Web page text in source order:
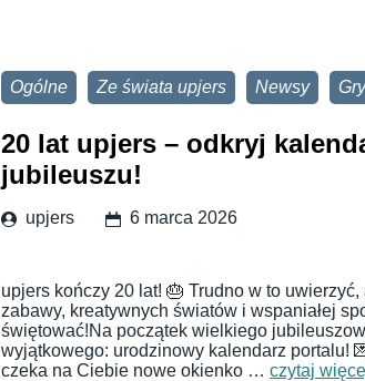
Ogólne Ze świata upjers Newsy
20 lat upjers – odkryj
jubileuszu!
upjers 6 marca 2026
upjers kończy 20 lat! 🎂 Trudno w to
zabawy, kreatywnych światów i wspaniałej
świętować!Na początek wielkiego
wyjątkowego: urodzinowy kalendarz portalu!
czeka na Ciebie nowe okienko … czytaj